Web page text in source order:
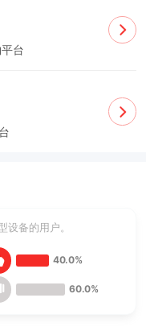
台
设备的用户。
40.0%
60.0%